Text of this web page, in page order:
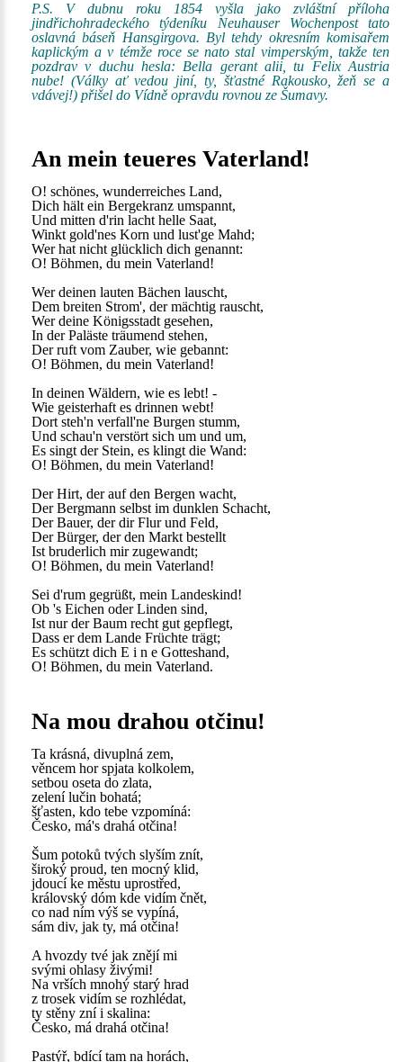
P.S. V dubnu roku 1854 vyšla jako zvláštní příloha
jindřichohradeckého týdeníku Neuhauser Wochenpost tato
oslavná báseň Hansgirgova. Byl tehdy okresním komisařem
kaplickým a v témže roce se nato stal vimperským, takže ten
pozdrav v duchu hesla: Bella gerant alii, tu Felix Austria
nube! (Války ať vedou jiní, ty, šťastné Rakousko, žeň se a
vdávej!) přišel do Vídně opravdu rovnou ze Šumavy.
An mein teueres Vaterland!
O! schönes, wunderreiches Land,
Dich hält ein Bergekranz umspannt,
Und mitten d'rin lacht helle Saat,
Winkt gold'nes Korn und lust'ge Mahd;
Wer hat nicht glücklich dich genannt:
O! Böhmen, du mein Vaterland!
Wer deinen lauten Bächen lauscht,
Dem breiten Strom', der mächtig rauscht,
Wer deine Königsstadt gesehen,
In der Paläste träumend stehen,
Der ruft vom Zauber, wie gebannt:
O! Böhmen, du mein Vaterland!
In deinen Wäldern, wie es lebt! -
Wie geisterhaft es drinnen webt!
Dort steh'n verfall'ne Burgen stumm,
Und schau'n verstört sich um und um,
Es singt der Stein, es klingt die Wand:
O! Böhmen, du mein Vaterland!
Der Hirt, der auf den Bergen wacht,
Der Bergmann selbst im dunklen Schacht,
Der Bauer, der dir Flur und Feld,
Der Bürger, der den Markt bestellt
Ist bruderlich mir zugewandt;
O! Böhmen, du mein Vaterland!
Sei d'rum gegrüßt, mein Landeskind!
Ob 's Eichen oder Linden sind,
Ist nur der Baum recht gut gepflegt,
Dass er dem Lande Früchte trägt;
Es schützt dich E i n e Gotteshand,
O! Böhmen, du mein Vaterland.
Na mou drahou otčinu!
Ta krásná, divuplná zem,
věncem hor spjata kolkolem,
setbou oseta do zlata,
zelení lučin bohatá;
šťasten, kdo tebe vzpomíná:
Česko, má's drahá otčina!
Šum potoků tvých slyším znít,
široký proud, ten mocný klid,
jdoucí ke městu uprostřed,
královský dóm kde vidím čnět,
co nad ním výš se vypíná,
sám div, jak ty, má otčina!
A hvozdy tvé jak znějí mi
svými ohlasy živými!
Na vrších mnohý starý hrad
z trosek vidím se rozhlédat,
ty stěny zní i skalina:
Česko, má drahá otčina!
Pastýř, bdící tam na horách,